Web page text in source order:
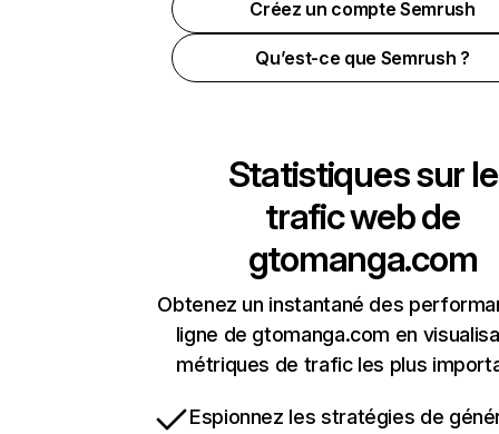
Créez un compte Semrush
Qu’est-ce que Semrush ?
Statistiques sur le
trafic web de
gtomanga.com
Obtenez un instantané des
ligne de gtomanga.com en
métriques de trafic les plus
Espionnez les stratégies de